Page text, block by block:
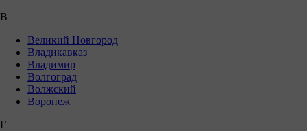
В
Великий Новгород
Владикавказ
Владимир
Волгоград
Волжский
Воронеж
Г